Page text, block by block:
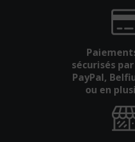
sécurisés
PayPal,
ou en